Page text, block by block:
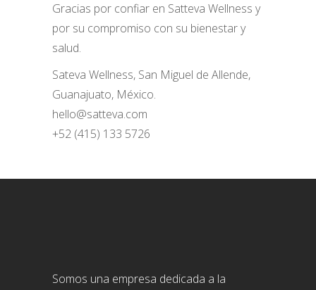
Gracias por confiar en Satteva Wellness y
por su compromiso con su bienestar y
salud.
Sateva Wellness, San Miguel de Allende,
Guanajuato, México.
hello@satteva.com
+52 (415) 133 5726
Somos una empresa dedicada a la